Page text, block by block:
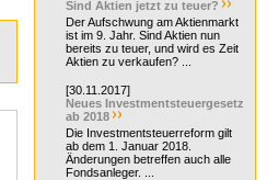
Sind Aktien jetzt zu teuer?
Der Aufschwung am Aktienmarkt
ist im 9. Jahr. Sind Aktien nun
bereits zu teuer, und wird es Zeit
Aktien zu verkaufen? ...
[30.11.2017]
Neues Investmentsteuergesetz
ab 2018
Die Investmentsteuerreform gilt
ab dem 1. Januar 2018.
Änderungen betreffen auch alle
Fondsanleger. ...